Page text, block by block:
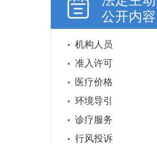
公开内容
机构人员
准入许可
医疗价格
环境导引
诊疗服务
行风投诉